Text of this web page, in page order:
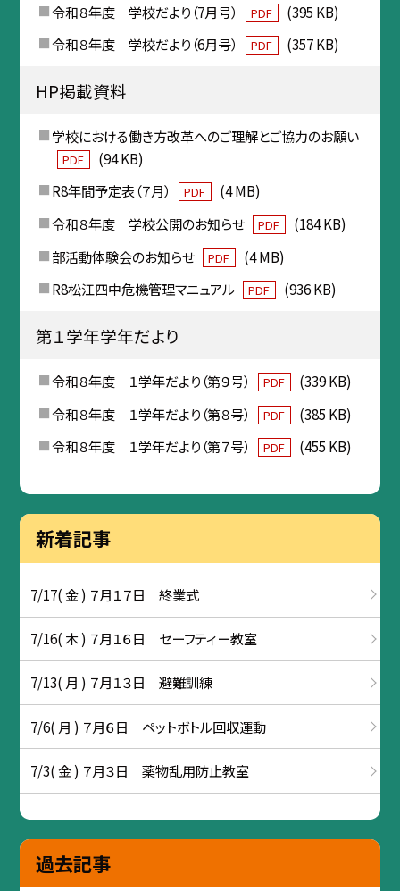
令和８年度 学校だより（7月号） PDF
(395 KB)
令和８年度 学校だより（6月号）
PDF (357 KB)
HP掲載資料
学校における働き方改革へのご理解とご協力のお願い
PDF
(94 KB)
R8年間予定表（７月）
PDF
(4 MB)
令和８年度 学校公開のお知らせ
PDF
(184 KB)
部活動体験会のお知らせ
PDF
(4 MB)
R8松江四中危機管理マニュアル
PDF (936 KB)
第１学年学年だより
令和８年度 １学年だより（第９号） PDF
(339 KB)
令和８年度 １学年だより（第８号）
PDF
(385 KB)
令和８年度 １学年だより（第７号）
PDF (455 KB)
新着記事
7/17( 金 ) ７月１７日 終業式
7/16( 木 ) ７月１６日 セーフティー教室
7/13( 月 ) ７月１３日 避難訓練
7/6( 月 ) ７月６日 ペットボトル回収運動
7/3( 金 ) ７月３日 薬物乱用防止教室
過去記事